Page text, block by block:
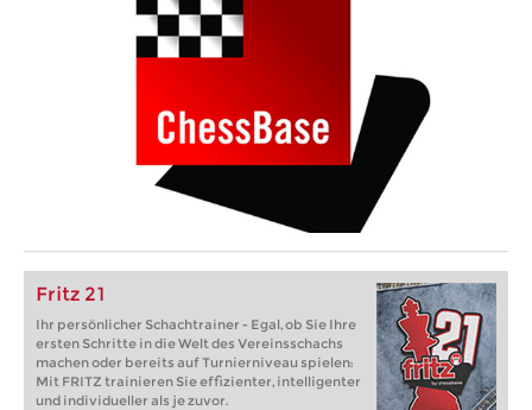
Fritz 21
Ihr persönlicher Schachtrainer - Egal, ob Sie Ihre
ersten Schritte in die Welt des Vereinsschachs
machen oder bereits auf Turnierniveau spielen:
Mit FRITZ trainieren Sie effizienter, intelligenter
und individueller als je zuvor.